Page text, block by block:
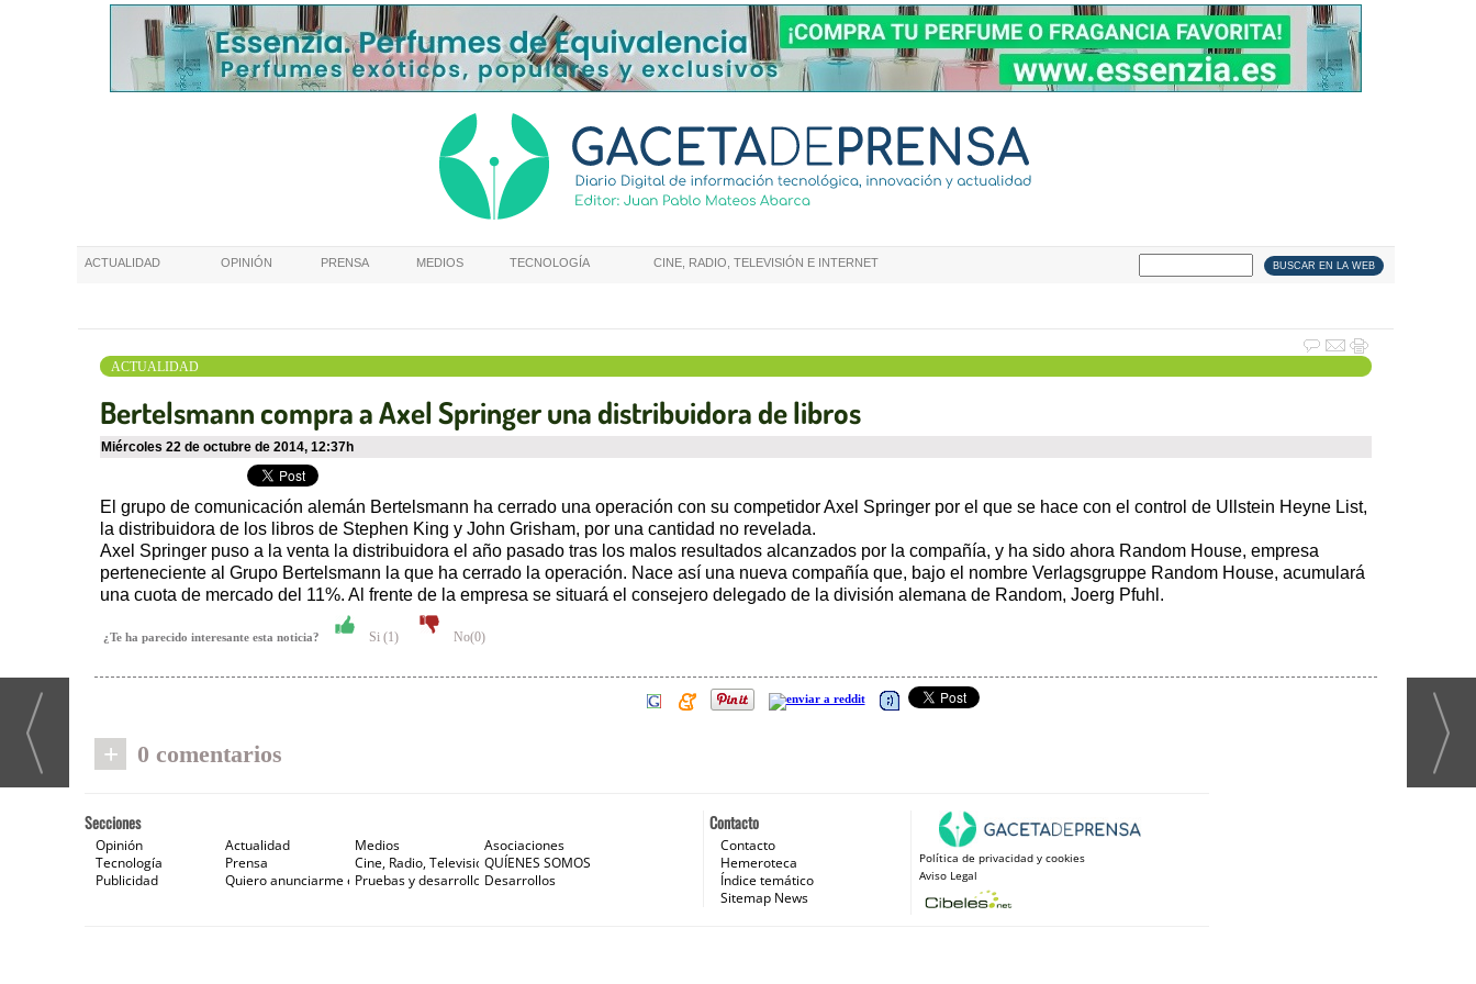
ACTUALIDAD OPINIÓN PRENSA MEDIOS TECNOLOGÍA CINE, RADIO, TELEVISIÓN E INTERNET
ACTUALIDAD
Bertelsmann compra a Axel Springer una distribuidora de libros
miércoles 22 de octubre de 2014, 12:37h
El grupo de comunicación alemán Bertelsmann ha cerrado una operación con su competidor Axel Springer por el que se hace con el control de Ullstein Heyne List,
la distribuidora de los libros de Stephen King y John Grisham, por una cantidad no revelada.
Axel Springer puso a la venta la distribuidora el año pasado tras los malos resultados alcanzados por la compañía, y ha sido ahora Random House, empresa
perteneciente al Grupo Bertelsmann la que ha cerrado la operación. Nace así una nueva compañía que, bajo el nombre Verlagsgruppe Random House, acumulará
una cuota de mercado del 11%. Al frente de la empresa se situará el consejero delegado de la división alemana de Random, Joerg Pfuhl.
¿Te ha parecido interesante esta noticia? Si (1) No(0)
+ 0 comentarios
Contacto
Contacto
Hemeroteca
Índice temático
Sitemap News
Política de privacidad y cookies
Aviso Legal
Secciones
Opinión Actualidad Medios
Asociaciones
Tecnología
Prensa Cine, Radio, Televisión e Internet
QUÍENES SOMOS
Publicidad
Quiero anunciarme en Gaceta de Prensa
Pruebas y desarrollosDesarrollos